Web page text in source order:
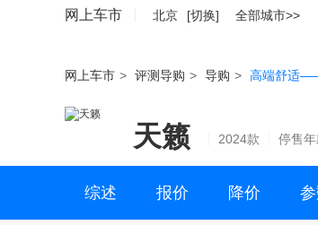
网上车市 北京 [切换] 全部城市>>
网上车市 > 评测导购 > 导购 > 高端舒适
天籁 2024款 停售年
综述 报价 降价